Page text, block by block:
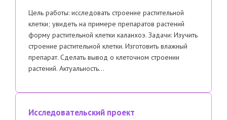
Цель работы: исследовать строение растительной
клетки; увидеть на примере препаратов растений
форму растительной клетки каланхоэ. Задачи: Изучить
строение растительной клетки. Изготовить влажный
препарат. Сделать вывод о клеточном строении
растений. Актуальность…
Исследовательский проект